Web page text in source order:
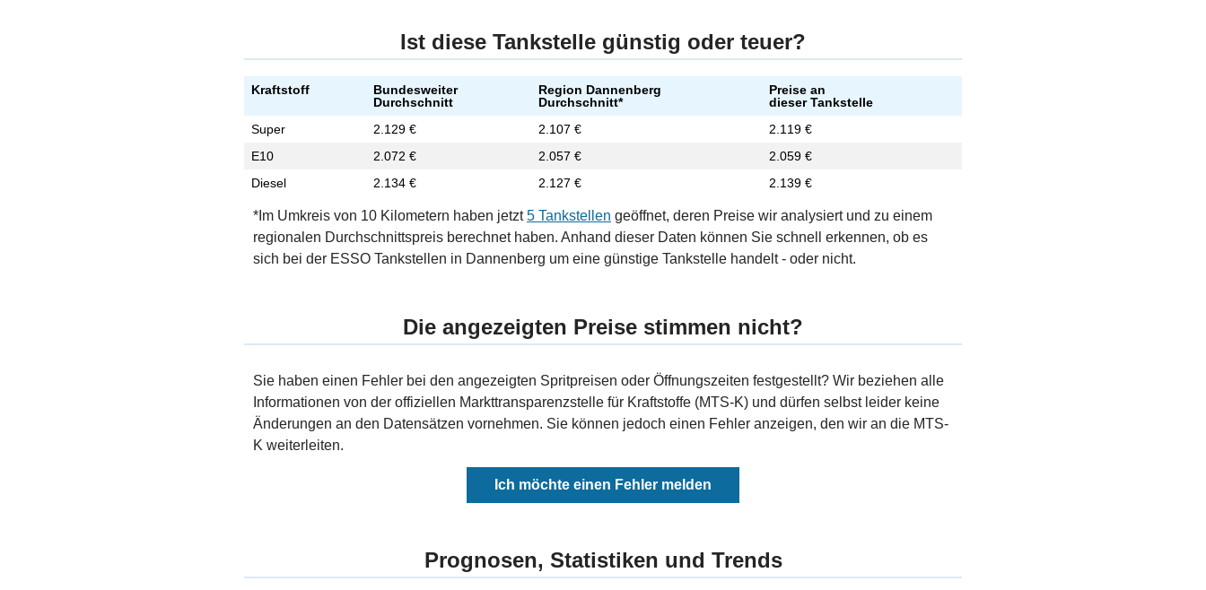
Ist diese Tankstelle günstig oder teuer?
Kraftstoff
Bundesweiter
Durchschnitt
Region Dannenberg
Durchschnitt*
Preise an
dieser Tankstelle
Super
2.129 € 2.107 €
2.119 €
E10
2.072 € 2.057 €
2.059 €
Diesel
2.134 € 2.127 € 2.139 €
*Im Umkreis von 10 Kilometern haben jetzt5 Tankstellen geöffnet, deren Preise wir analysiert und zu einem
regionalen Durchschnittspreis berechnet haben. Anhand dieser Daten können Sie schnell erkennen, ob es
sich bei der ESSO Tankstellen in Dannenberg um eine günstige Tankstelle handelt - oder nicht.
Die angezeigten Preise stimmen nicht?
Sie haben einen Fehler bei den angezeigten Spritpreisen oder Öffnungszeiten festgestellt? Wir beziehen alle
Informationen von der offiziellen Markttransparenzstelle für Kraftstoffe (MTS-K) und dürfen selbst leider keine
Änderungen an den Datensätzen vornehmen. Sie können jedoch einen Fehler anzeigen, den wir an die MTS-
K weiterleiten.
Ich möchte einen Fehler melden
Prognosen, Statistiken und Trends